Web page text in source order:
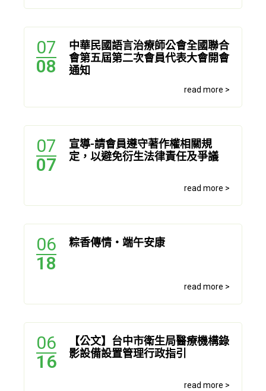
中華民國語言治療師公會全國聯合
會第五屆第二次會員代表大會開會
通知
read more >
07
08
宣導-請會員遵守著作權相關規
定，以避免衍生法律責任及爭議
read more >
07
07
粽香傳情・端午安康
read more >
06
18
【公文】台中市衛生局醫療機構錄
影設備設置管理行政指引
read more >
06
16